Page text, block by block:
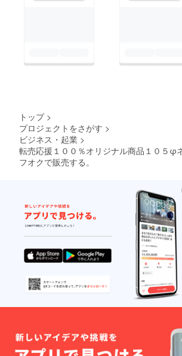
トップ >
プロジェクトをさがす >
ビジネス・起業 >
転売応援１００％オリジナル商品１０５φ
フオクで販売する。